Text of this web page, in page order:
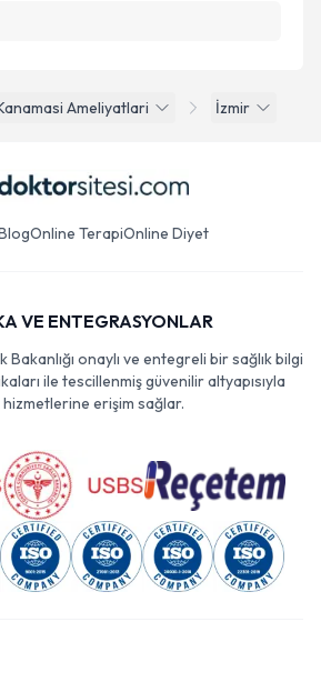
Ameliyatlari İzmir
Online TerapiOnline Diyet
VE ENTEGRASYONLAR
onaylı ve entegreli bir sağlık bilgi
ile tescillenmiş güvenilir altyapısıyla
hizmetlerine erişim sağlar.